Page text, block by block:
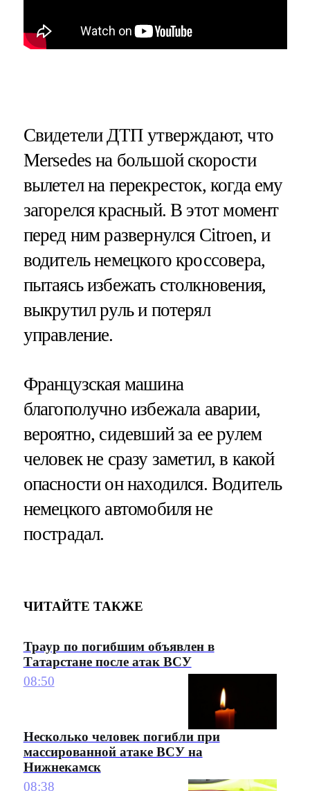
Свидетели ДТП утверждают, что
Mersedes на большой скорости
вылетел на перекресток, когда ему
загорелся красный. В этот момент
перед ним развернулся Citroen, и
водитель немецкого кроссовера,
пытаясь избежать столкновения,
выкрутил руль и потерял
управление.
Французская машина
благополучно избежала аварии,
вероятно, сидевший за ее рулем
человек не сразу заметил, в какой
опасности он находился. Водитель
немецкого автомобиля не
пострадал.
ЧИТАЙТЕ ТАКЖЕ
Траур по погибшим объявлен в
Татарстане после атак ВСУ
08:50
Несколько человек погибли при
массированной атаке ВСУ на
Нижнекамск
08:38